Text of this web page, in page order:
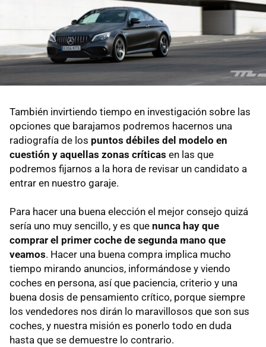
También invirtiendo tiempo en investigación sobre las
opciones que barajamos podremos hacernos una
radiografía de los puntos débiles del modelo en
cuestión y aquellas zonas críticas en las que
podremos fijarnos a la hora de revisar un candidato a
entrar en nuestro garaje.
Para hacer una buena elección el mejor consejo quizá
sería uno muy sencillo, y es que nunca hay que
comprar el primer coche de segunda mano que
veamos. Hacer una buena compra implica mucho
tiempo mirando anuncios, informándose y viendo
coches en persona, así que paciencia, criterio y una
buena dosis de pensamiento crítico, porque siempre
los vendedores nos dirán lo maravillosos que son sus
coches, y nuestra misión es ponerlo todo en duda
hasta que se demuestre lo contrario.